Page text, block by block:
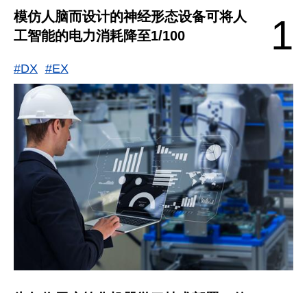
1
模仿人脑而设计的神经形态设备可将人
工智能的电力消耗降至1/100
#DX #EX